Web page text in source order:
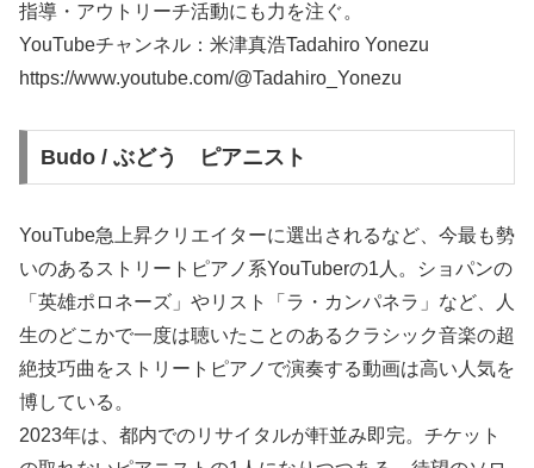
指導・アウトリーチ活動にも力を注ぐ。
YouTubeチャンネル：米津真浩Tadahiro Yonezu
https://www.youtube.com/@Tadahiro_Yonezu
Budo / ぶどう ピアニスト
YouTube急上昇クリエイターに選出されるなど、今最も勢
いのあるストリートピアノ系YouTuberの1人。ショパンの
「英雄ポロネーズ」やリスト「ラ・カンパネラ」など、人
生のどこかで一度は聴いたことのあるクラシック音楽の超
絶技巧曲をストリートピアノで演奏する動画は高い人気を
博している。
2023年は、都内でのリサイタルが軒並み即完。チケット